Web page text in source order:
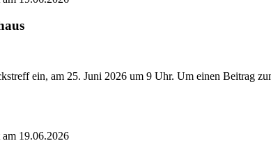
ein, am 25. Juni 2026 um 9 Uhr. Um einen Beitrag
19.06.2026